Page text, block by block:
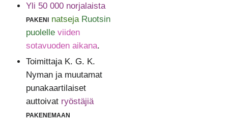
Yli 50 000 norjalaista
pakeni natseja Ruotsin
puolelle viiden
sotavuoden aikana.
Toimittaja K. G. K.
Nyman ja muutamat
punakaartilaiset
auttoivat ryöstäjiä
pakenemaan